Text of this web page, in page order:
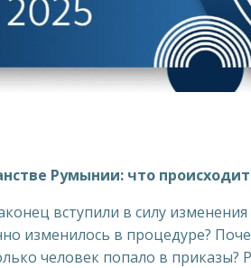
Румынии: что происходит
вступили в силу
изменилось в процедуре?
человек попало в приказы?